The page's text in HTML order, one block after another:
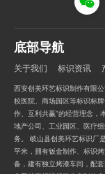
底部导航
关于我们 标识资讯
西安创美环艺标识制作有限
校医院、商场园区等标识标
作、互利共赢”的经营理念，
地产公司、工业园区、医疗
务。 岐山县创美环艺标识厂
平米，拥有钣金制作、标识
备，建有独立烤漆车间，配